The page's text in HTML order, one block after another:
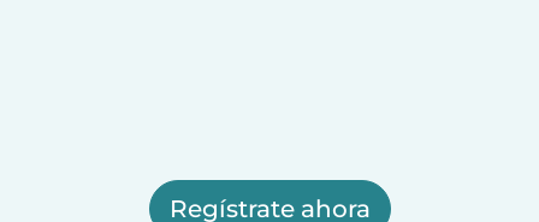
Regístrate ahora